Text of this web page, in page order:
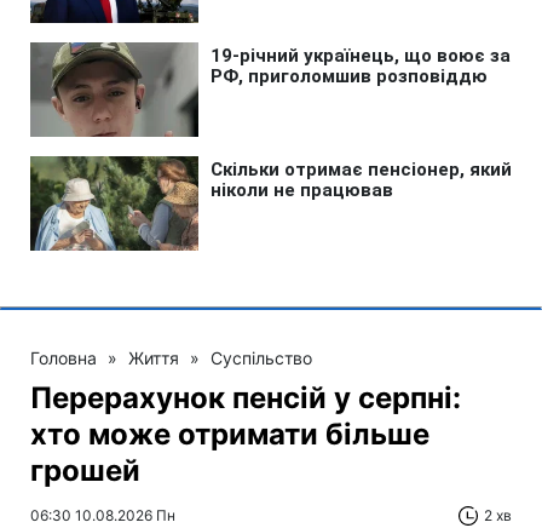
Головна » Життя » Суспільство
Перерахунок пенсій у серпні:
хто може отримати більше
грошей
06:30 10.08.2026 Пн 2 хв